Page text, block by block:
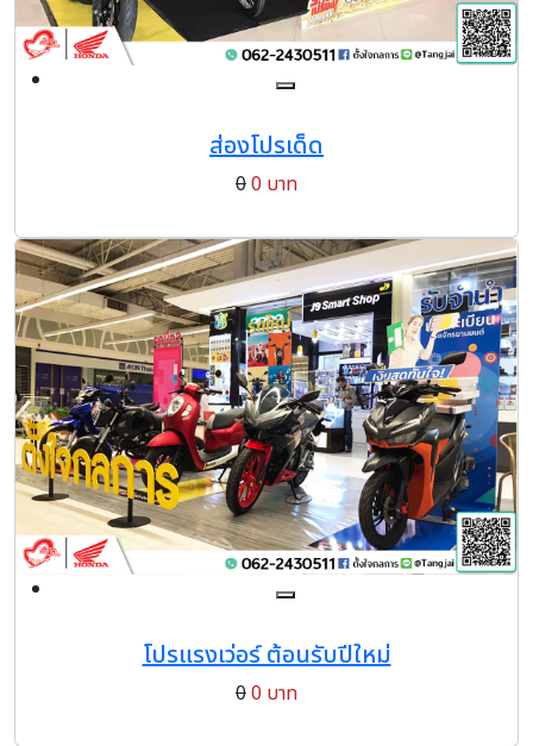
ส่องโปรเด็ด
00 บาท
โปรแรงเว่อร์ ต้อนรับปีใหม่
00 บาท